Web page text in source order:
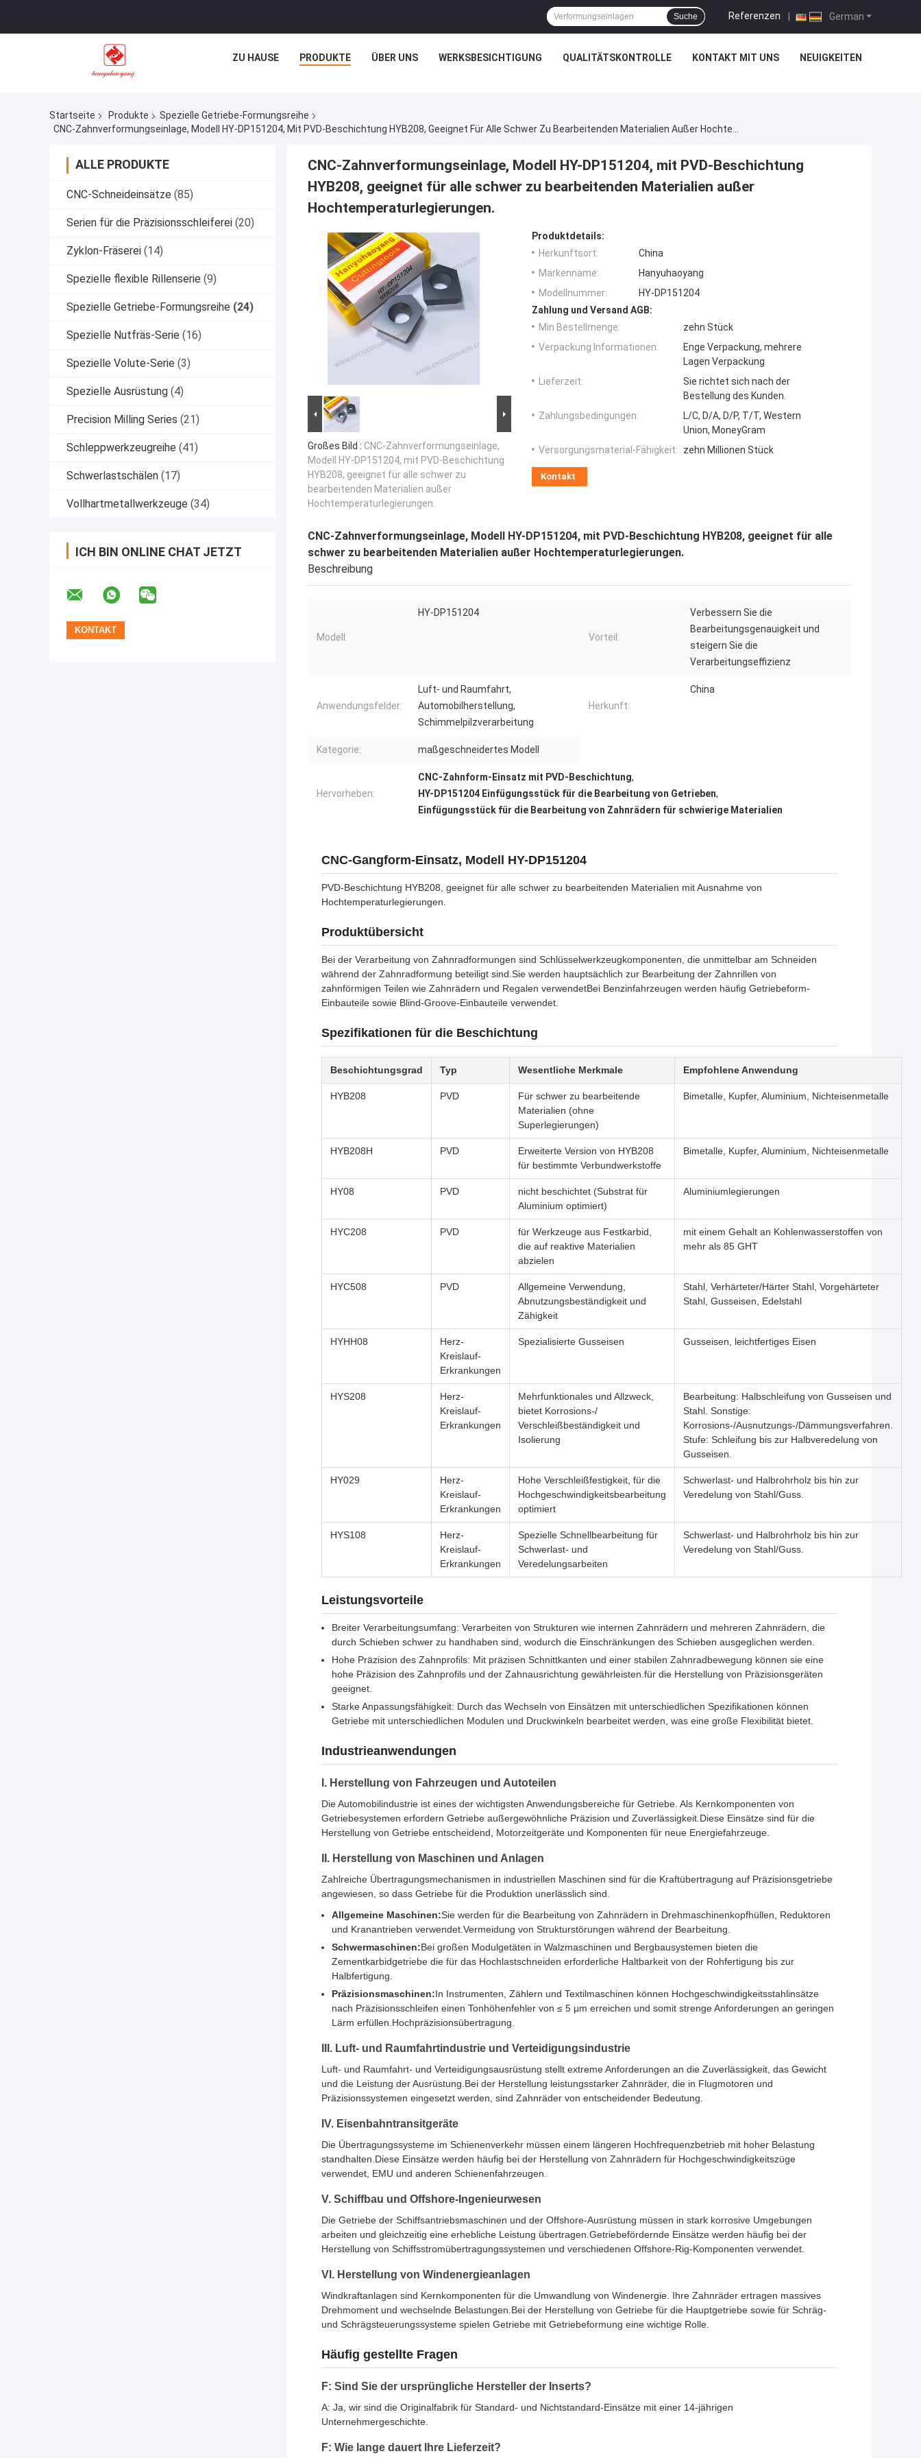
German
Referenzen |
Suche
ZU HAUSE PRODUKTE ÜBER UNS WERKSBESICHTIGUNG QUALITÄTSKONTROLLE KONTAKT MIT UNS NEUIGKEITEN
Startseite Produkte
Spezielle Getriebe-Formungsreihe
ALLE PRODUKTE
CNC-Schneideinsätze (85)
Serien für die Präzisionsschleiferei (20)
Zyklon-Fräserei (14)
Spezielle flexible Rillenserie (9)
Spezielle Getriebe-Formungsreihe (24)
Spezielle Nutfräs-Serie (16)
Spezielle Volute-Serie (3)
Spezielle Ausrüstung (4)
Precision Milling Series (21)
Schleppwerkzeugreihe (41)
Schwerlastschälen (17)
Vollhartmetallwerkzeuge (34)
ICH BIN ONLINE CHAT JETZT
CNC-Zahnverformungseinlage, Modell HY-DP151204, mit PVD-Beschichtung
HYB208, geeignet für alle schwer zu bearbeitenden Materialien außer
Hochtemperaturlegierungen.
Großes Bild : CNC-Zahnverformungseinlage,
Modell HY-DP151204, mit PVD-Beschichtung
HYB208, geeignet für alle schwer zu
bearbeitenden Materialien außer
Hochtemperaturlegierungen.
Produktdetails:
Herkunftsort:
China
Markenname:
Hanyuhaoyang
Modellnummer:
HY-DP151204
Zahlung und Versand AGB:
Min Bestellmenge:
zehn Stück
Verpackung Informationen:
Enge Verpackung, mehrere
Lagen Verpackung
Lieferzeit:
Sie richtet sich nach der
Bestellung des Kunden.
Zahlungsbedingungen:
L/C, D/A, D/P, T/T, Western
Union, MoneyGram
Versorgungsmaterial-Fähigkeit:
zehn Millionen Stück
Kontakt
CNC-Zahnverformungseinlage, Modell HY-DP151204, mit PVD-Beschichtung HYB208, geeignet für alle
schwer zu bearbeitenden Materialien außer Hochtemperaturlegierungen.
Beschreibung
Modell:
HY-DP151204
Vorteil:
Verbessern Sie die
Bearbeitungsgenauigkeit und
steigern Sie die
Verarbeitungseffizienz
Anwendungsfelder:
Luft- und Raumfahrt,
Automobilherstellung,
Schimmelpilzverarbeitung
Herkunft:
China
Kategorie: maßgeschneidertes Modell
Hervorheben:
CNC-Zahnform-Einsatz mit PVD-Beschichtung,
HY-DP151204 Einfügungsstück für die Bearbeitung von Getrieben,
Einfügungsstück für die Bearbeitung von Zahnrädern für schwierige Materialien
CNC-Gangform-Einsatz, Modell HY-DP151204
PVD-Beschichtung HYB208, geeignet für alle schwer zu bearbeitenden Materialien mit Ausnahme von
Hochtemperaturlegierungen.
Produktübersicht
Bei der Verarbeitung von Zahnradformungen sind Schlüsselwerkzeugkomponenten, die unmittelbar am Schneiden
während der Zahnradformung beteiligt sind.Sie werden hauptsächlich zur Bearbeitung der Zahnrillen von
zahnförmigen Teilen wie Zahnrädern und Regalen verwendetBei Benzinfahrzeugen werden häufig Getriebeform-
Einbauteile sowie Blind-Groove-Einbauteile verwendet.
Spezifikationen für die Beschichtung
Beschichtungsgrad Typ Wesentliche Merkmale Empfohlene Anwendung
HYB208 PVD
Für schwer zu bearbeitende
Materialien (ohne
Superlegierungen)
Bimetalle, Kupfer, Aluminium, Nichteisenmetalle
HYB208H PVD
Erweiterte Version von HYB208
für bestimmte Verbundwerkstoffe
Bimetalle, Kupfer, Aluminium, Nichteisenmetalle
HY08 PVD
nicht beschichtet (Substrat für
Aluminium optimiert)
Aluminiumlegierungen
HYC208 PVD
für Werkzeuge aus Festkarbid,
die auf reaktive Materialien
abzielen
mit einem Gehalt an Kohlenwasserstoffen von
mehr als 85 GHT
HYC508 PVD
Allgemeine Verwendung,
Abnutzungsbeständigkeit und
Zähigkeit
Stahl, Verhärteter/Härter Stahl, Vorgehärteter
Stahl, Gusseisen, Edelstahl
HYHH08
Herz-
Kreislauf-
Erkrankungen
Spezialisierte Gusseisen Gusseisen, leichtfertiges Eisen
HYS208
Herz-
Kreislauf-
Erkrankungen
Mehrfunktionales und Allzweck,
bietet Korrosions-/
Verschleißbeständigkeit und
Isolierung
Bearbeitung: Halbschleifung von Gusseisen und
Stahl. Sonstige:
Korrosions-/Ausnutzungs-/Dämmungsverfahren.
Stufe: Schleifung bis zur Halbveredelung von
Gusseisen.
HY029
Herz-
Kreislauf-
Erkrankungen
Hohe Verschleißfestigkeit, für die
Hochgeschwindigkeitsbearbeitung
optimiert
Schwerlast- und Halbrohrholz bis hin zur
Veredelung von Stahl/Guss.
HYS108
Herz-
Kreislauf-
Erkrankungen
Spezielle Schnellbearbeitung für
Schwerlast- und
Veredelungsarbeiten
Schwerlast- und Halbrohrholz bis hin zur
Veredelung von Stahl/Guss.
Leistungsvorteile
Breiter Verarbeitungsumfang: Verarbeiten von Strukturen wie internen Zahnrädern und mehreren Zahnrädern, die
durch Schieben schwer zu handhaben sind, wodurch die Einschränkungen des Schieben ausgeglichen werden.
Hohe Präzision des Zahnprofils: Mit präzisen Schnittkanten und einer stabilen Zahnradbewegung können sie eine
hohe Präzision des Zahnprofils und der Zahnausrichtung gewährleisten.für die Herstellung von Präzisionsgeräten
geeignet.
Starke Anpassungsfähigkeit: Durch das Wechseln von Einsätzen mit unterschiedlichen Spezifikationen können
Getriebe mit unterschiedlichen Modulen und Druckwinkeln bearbeitet werden, was eine große Flexibilität bietet.
Industrieanwendungen
I. Herstellung von Fahrzeugen und Autoteilen
Die Automobilindustrie ist eines der wichtigsten Anwendungsbereiche für Getriebe. Als Kernkomponenten von
Getriebesystemen erfordern Getriebe außergewöhnliche Präzision und Zuverlässigkeit.Diese Einsätze sind für die
Herstellung von Getriebe entscheidend, Motorzeitgeräte und Komponenten für neue Energiefahrzeuge.
II. Herstellung von Maschinen und Anlagen
Zahlreiche Übertragungsmechanismen in industriellen Maschinen sind für die Kraftübertragung auf Präzisionsgetriebe
angewiesen, so dass Getriebe für die Produktion unerlässlich sind.
Allgemeine Maschinen:Sie werden für die Bearbeitung von Zahnrädern in Drehmaschinenkopfhüllen, Reduktoren
und Kranantrieben verwendet.Vermeidung von Strukturstörungen während der Bearbeitung.
Schwermaschinen:Bei großen Modulgetäten in Walzmaschinen und Bergbausystemen bieten die
Zementkarbidgetriebe die für das Hochlastschneiden erforderliche Haltbarkeit von der Rohfertigung bis zur
Halbfertigung.
Präzisionsmaschinen:In Instrumenten, Zählern und Textilmaschinen können Hochgeschwindigkeitsstahlinsätze
nach Präzisionsschleifen einen Tonhöhenfehler von ≤ 5 μm erreichen und somit strenge Anforderungen an geringen
Lärm erfüllen.Hochpräzisionsübertragung.
III. Luft- und Raumfahrtindustrie und Verteidigungsindustrie
Luft- und Raumfahrt- und Verteidigungsausrüstung stellt extreme Anforderungen an die Zuverlässigkeit, das Gewicht
und die Leistung der Ausrüstung.Bei der Herstellung leistungsstarker Zahnräder, die in Flugmotoren und
Präzisionssystemen eingesetzt werden, sind Zahnräder von entscheidender Bedeutung.
IV. Eisenbahntransitgeräte
Die Übertragungssysteme im Schienenverkehr müssen einem längeren Hochfrequenzbetrieb mit hoher Belastung
standhalten.Diese Einsätze werden häufig bei der Herstellung von Zahnrädern für Hochgeschwindigkeitszüge
verwendet, EMU und anderen Schienenfahrzeugen.
V. Schiffbau und Offshore-Ingenieurwesen
Die Getriebe der Schiffsantriebsmaschinen und der Offshore-Ausrüstung müssen in stark korrosive Umgebungen
arbeiten und gleichzeitig eine erhebliche Leistung übertragen.Getriebefördernde Einsätze werden häufig bei der
Herstellung von Schiffsstromübertragungssystemen und verschiedenen Offshore-Rig-Komponenten verwendet.
VI. Herstellung von Windenergieanlagen
Windkraftanlagen sind Kernkomponenten für die Umwandlung von Windenergie. Ihre Zahnräder ertragen massives
Drehmoment und wechselnde Belastungen.Bei der Herstellung von Getriebe für die Hauptgetriebe sowie für Schräg-
und Schrägsteuerungssysteme spielen Getriebe mit Getriebeformung eine wichtige Rolle.
Häufig gestellte Fragen
F: Sind Sie der ursprüngliche Hersteller der Inserts?
A: Ja, wir sind die Originalfabrik für Standard- und Nichtstandard-Einsätze mit einer 14-jährigen
Unternehmergeschichte.
F: Wie lange dauert Ihre Lieferzeit?